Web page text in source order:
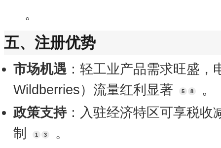
。
五、注册优势
市场机遇：轻工业产品需求旺盛，
Wildberries）流量红利显著
5 8
。
政策支持：入驻经济特区可享税收
制
1 3
。